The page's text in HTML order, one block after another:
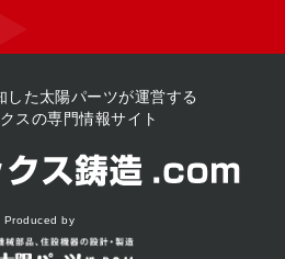
した太陽パーツが運営する
スの専門情報サイト
Produced by